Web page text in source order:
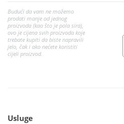
Budući da vam ne možemo
prodati manje od jednog
proizvoda (kao što je pola sira),
ovo je cijena svih proizvoda koje
trebate kupiti da biste napravili
jelo, čak i ako nećete koristiti
cijeli proizvod.
Usluge